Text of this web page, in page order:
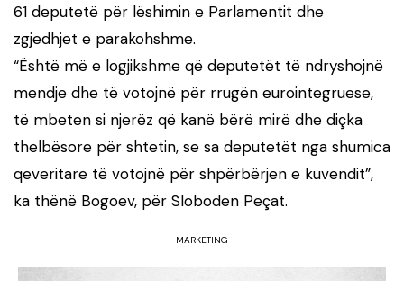
61 deputetë për lëshimin e Parlamentit dhe
zgjedhjet e parakohshme.
“Është më e logjikshme që deputetët të ndryshojnë
mendje dhe të votojnë për rrugën eurointegruese,
të mbeten si njerëz që kanë bërë mirë dhe diçka
thelbësore për shtetin, se sa deputetët nga shumica
qeveritare të votojnë për shpërbërjen e kuvendit”,
ka thënë Bogoev, për Sloboden Peçat.
MARKETING